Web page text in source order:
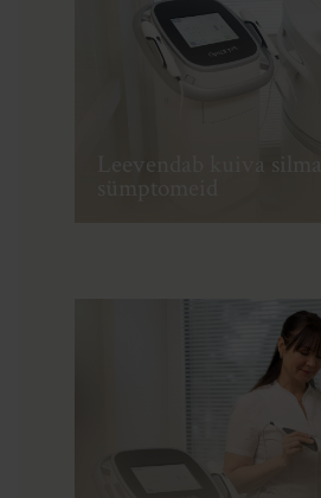
Leevendab kuiva silma
sümptomeid